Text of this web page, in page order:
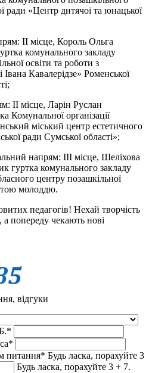
ради «Центр дитячої та юнацької
II місце, Король Ольга
комунального закладу
освіти та роботи з
Кавалерідзе» Роменської
II місце, Ларін Руслан
Комунальної організації
міський центр естетичного
ради Сумської області»;
напрям: IIІ місце, Шеліхова
гуртка комунального закладу
центру позашкільної
молоддю.
педагогів! Нехай творчість
а попереду чекають нові
відгуки
*
*
питання* Будь ласка, порахуйте 3
Будь ласка, порахуйте 3 + 7.